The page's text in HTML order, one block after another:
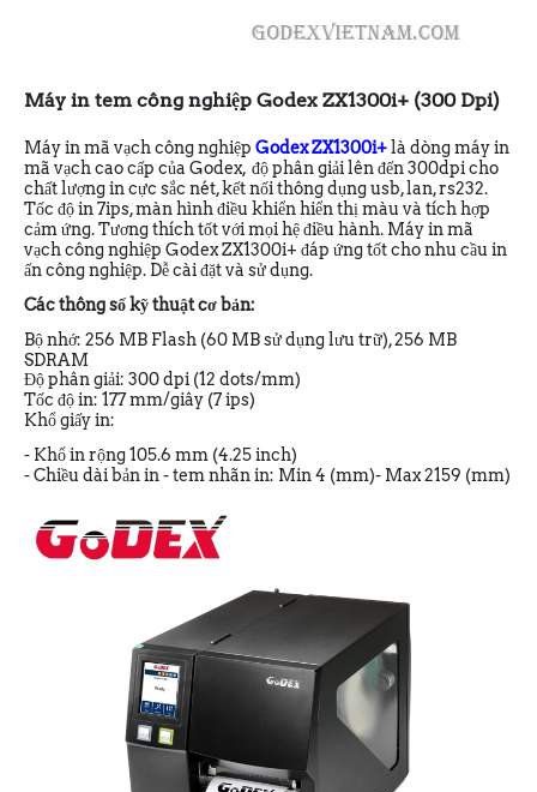
Máy in tem công nghiệp Godex ZX1300i+ (300 Dpi)
Máy in mã vạch công nghiệp Godex ZX1300i+ là dòng máy in
mã vạch cao cấp của Godex, độ phân giải lên đến 300dpi cho
chất lượng in cực sắc nét, kết nối thông dụng usb, lan, rs232.
Tốc độ in 7ips, màn hình điều khiển hiển thị màu và tích hợp
cảm ứng. Tương thích tốt với mọi hệ điều hành. Máy in mã
vạch công nghiệp Godex ZX1300i+ đáp ứng tốt cho nhu cầu in
ấn công nghiệp. Dễ cài đặt và sử dụng.
Các thông số kỹ thuật cơ bản:
Bộ nhớ: 256 MB Flash (60 MB sử dụng lưu trữ), 256 MB
SDRAM
Độ phân giải: 300 dpi (12 dots/mm)
Tốc độ in: 177 mm/giây (7 ips)
Khổ giấy in:
- Khổ in rộng 105.6 mm (4.25 inch)
- Chiều dài bản in - tem nhãn in: Min 4 (mm)- Max 2159 (mm)